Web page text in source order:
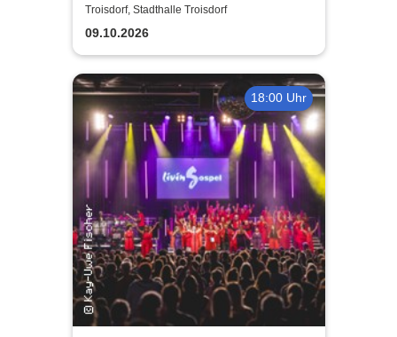
Schattentheater, das alles in
den Schatten stellt - On Fire
Troisdorf, Stadthalle Troisdorf
09.10.2026
18:00 Uhr